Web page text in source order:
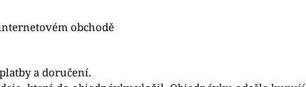
obchodě
a doručení.